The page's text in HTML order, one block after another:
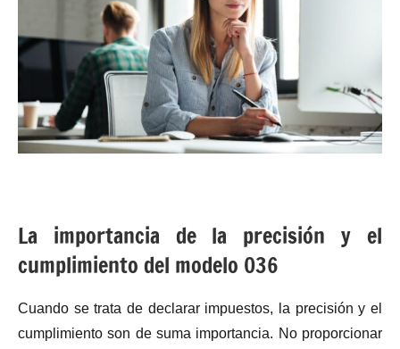
La importancia de la precisión y el
cumplimiento del modelo 036
Cuando se trata de declarar impuestos, la precisión y el
cumplimiento son de suma importancia. No proporcionar